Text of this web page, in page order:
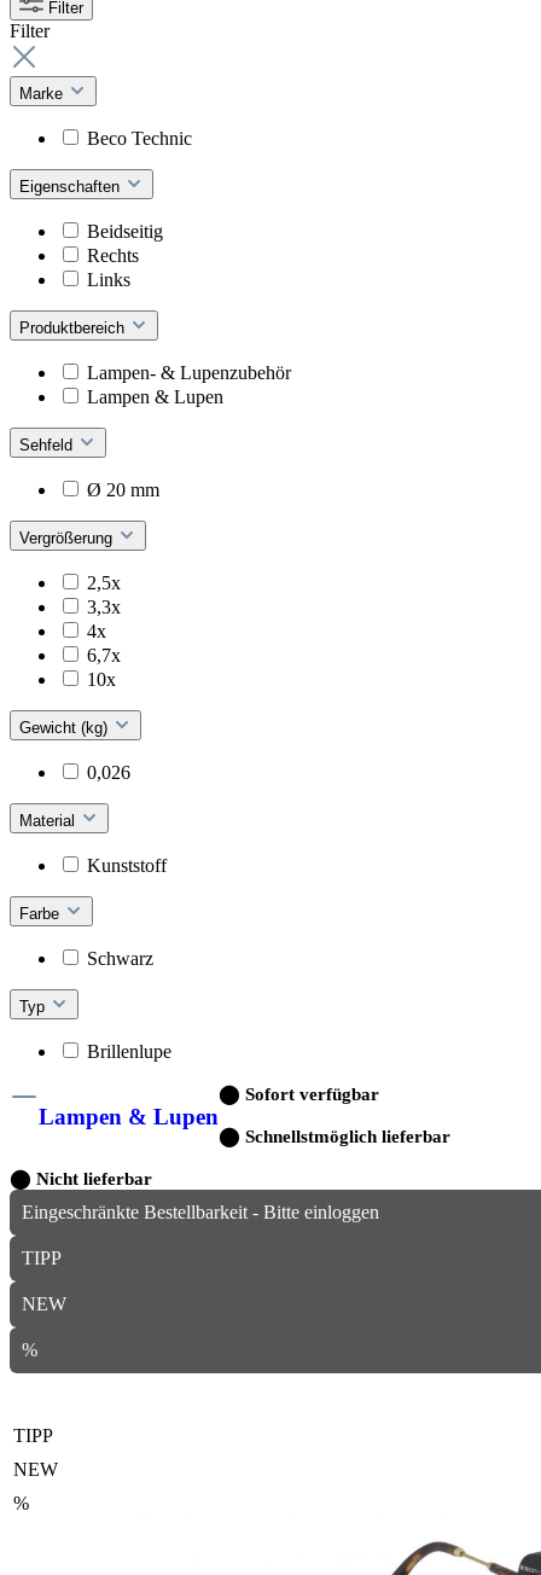
Filter
Filter
Marke
Beco Technic
Eigenschaften
Beidseitig
Rechts
Links
Produktbereich
Lampen- & Lupenzubehör
Lampen & Lupen
Sehfeld
Ø 20 mm
Vergrößerung
2,5x
3,3x
4x
6,7x
10x
Gewicht (kg)
0,026
Material
Kunststoff
Farbe
Schwarz
Typ
Brillenlupe
Lampen & Lupen
⬤ Sofort verfügbar
⬤ Schnellstmöglich lieferbar
⬤ Nicht lieferbar
Eingeschränkte Bestellbarkeit - Bitte einloggen
TIPP
NEW
%
TIPP
NEW
%